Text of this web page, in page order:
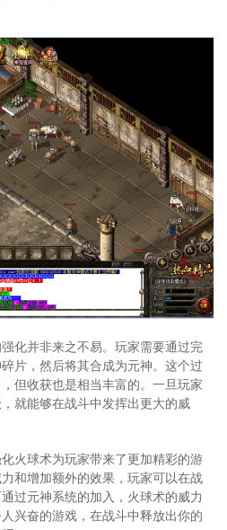
化并非来之不易。玩家需要通过完
片，然后将其合成为元神。这个过
但收获也是相当丰富的。一旦玩家
就能够在战斗中发挥出更大的威
火球术为玩家带来了更加精彩的游
和增加额外的效果，玩家可以在战
过元神系统的加入，火球术的威力
兴奋的游戏，在战斗中释放出你的